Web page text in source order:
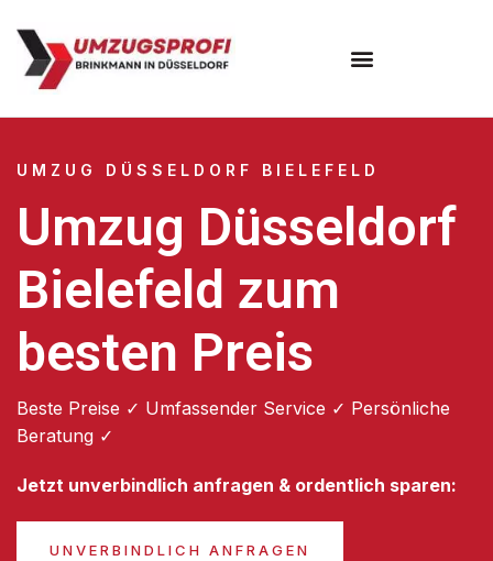
UMZUG DÜSSELDORF BIELEFELD
Umzug Düsseldorf
Bielefeld zum
besten Preis
Beste Preise ✓ Umfassender Service ✓ Persönliche
Beratung ✓
Jetzt unverbindlich anfragen & ordentlich sparen:
UNVERBINDLICH ANFRAGEN